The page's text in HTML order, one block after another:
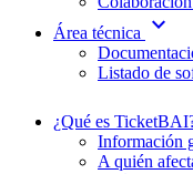
Área técnica
expand_more
Listado de
¿Qué es
Información
A quién